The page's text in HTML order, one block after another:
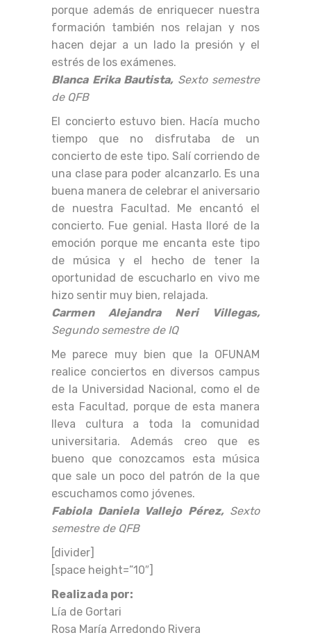
porque además de enriquecer nuestra
formación también nos relajan y nos
hacen dejar a un lado la presión y el
estrés de los exámenes.
Blanca Erika Bautista,Sexto semestre
de QFB
El concierto estuvo bien. Hacía mucho
tiempo que no disfrutaba de un
concierto de este tipo. Salí corriendo de
una clase para poder alcanzarlo. Es una
buena manera de celebrar el aniversario
de nuestra Facultad. Me encantó el
concierto. Fue genial. Hasta lloré de la
emoción porque me encanta este tipo
de música y el hecho de tener la
oportunidad de escucharlo en vivo me
hizo sentir muy bien, relajada.
Carmen Alejandra Neri Villegas,
Segundo semestre de IQ
Me parece muy bien que la OFUNAM
realice conciertos en diversos campus
de la Universidad Nacional, como el de
esta Facultad, porque de esta manera
lleva cultura a toda la comunidad
universitaria. Además creo que es
bueno que conozcamos esta música
que sale un poco del patrón de la que
escuchamos como jóvenes.
Fabiola Daniela Vallejo Pérez,Sexto
semestre de QFB
[divider]
[space height=”10″]
Realizada por:
Lía de Gortari
Rosa María Arredondo Rivera